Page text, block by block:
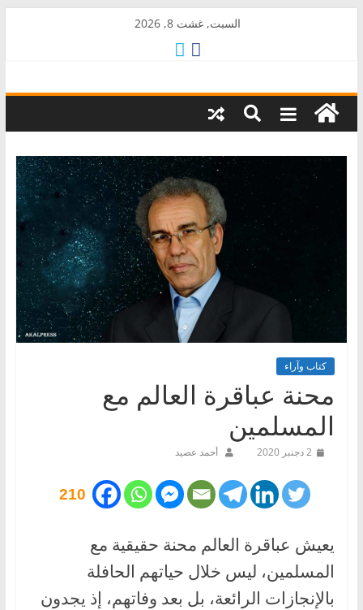
السبت, غشت 8, 2026
AkalPress
منبر
المغرب
كتاب وآراء
محنة عباقرة العالم مع
المسلمين
2 دجنبر 2020 أحمد عصيد
210
يعيش عباقرة العالم محنة حقيقية مع
المسلمين، ليس خلال حياتهم الحافلة
بالإنجازات الرائعة، بل بعد وفاتهم، إذ يجدون